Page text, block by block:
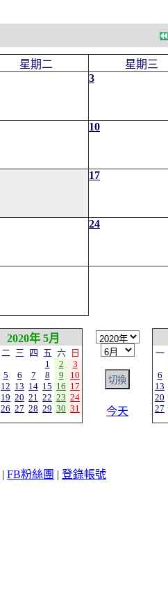
星期二 星期三
3
10
17
24
2020年 5月
二 三 四 五 六
日
1
2
3
5 6 7 8 9
10
12 13 14 15 16 17
19 20 21 22 23 24
26 27 28 29 30 31 今天
一
6
13
20
27
| FB粉絲團 | 登錄帳號